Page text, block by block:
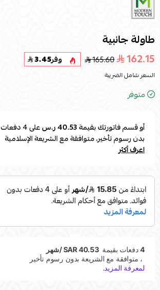
طاولة جانبية
162.15
165.60 وفر3.45
السعر شامل الضريبة
متوفر
أو قسم فاتورتك بقيمة40.53 ر.س على4دفعات
بدون رسوم تأخير، متوافقة مع الشريعة الإسلامية
اعرف أكثر